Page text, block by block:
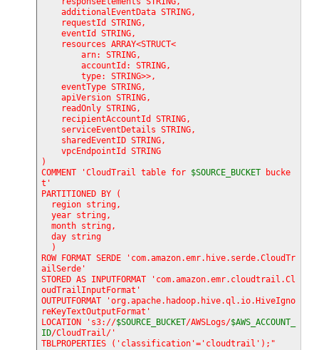
)
COMMENT 'CloudTrail table for $SOURCE_BUCKET bucke
t'
PARTITIONED BY (
ROW FORMAT SERDE 'com.amazon.emr.hive.serde.CloudTr
ailSerde'
STORED AS INPUTFORMAT 'com.amazon.emr.cloudtrail.Cl
oudTrailInputFormat'
OUTPUTFORMAT 'org.apache.hadoop.hive.ql.io.HiveIgno
reKeyTextOutputFormat'
LOCATION 's3://$SOURCE_BUCKET/AWSLogs/$AWS_ACCOUNT_
ID/CloudTrail/'
TBLPROPERTIES ('classification'='cloudtrail');"